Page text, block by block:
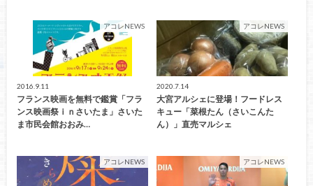
アコレNEWS
2016.9.11
フランス映画を無料で鑑賞「フラ
ンス映画祭ｉｎさいたま」さいた
ま市民会館おおみ…
アコレNEWS
2020.7.14
大宮アルシェに登場！フードレス
キュー「菜根たん（さいこんた
ん）」直売マルシェ
アコレNEWS アコレNEWS